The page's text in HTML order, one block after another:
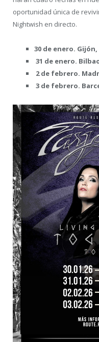
oportunidad única de
Nightwish en directo.
30 de enero.
31 de enero.
2 de febrero.
3 de febrero.